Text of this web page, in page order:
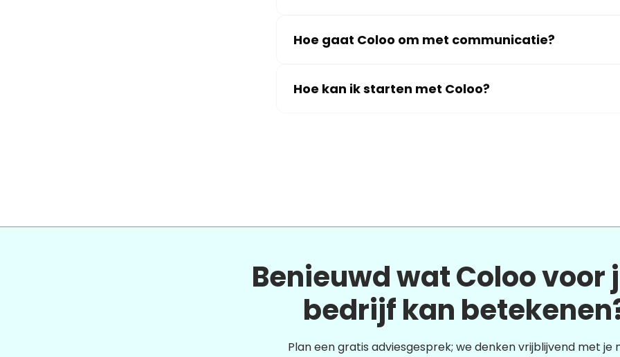
Hoe gaat Coloo om met communicatie?
Hoe kan ik starten met Coloo?
Benieuwd wat Coloo voor
bedrijf kan
Plan een gratis adviesgesprek; we denken vrijblijvend met je